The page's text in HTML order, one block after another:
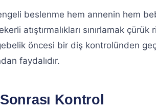
beslenme hem annenin hem
atıştırmalıkları sınırlamak çürük
öncesi bir diş kontrolünden
faydalıdır.
Kontrol